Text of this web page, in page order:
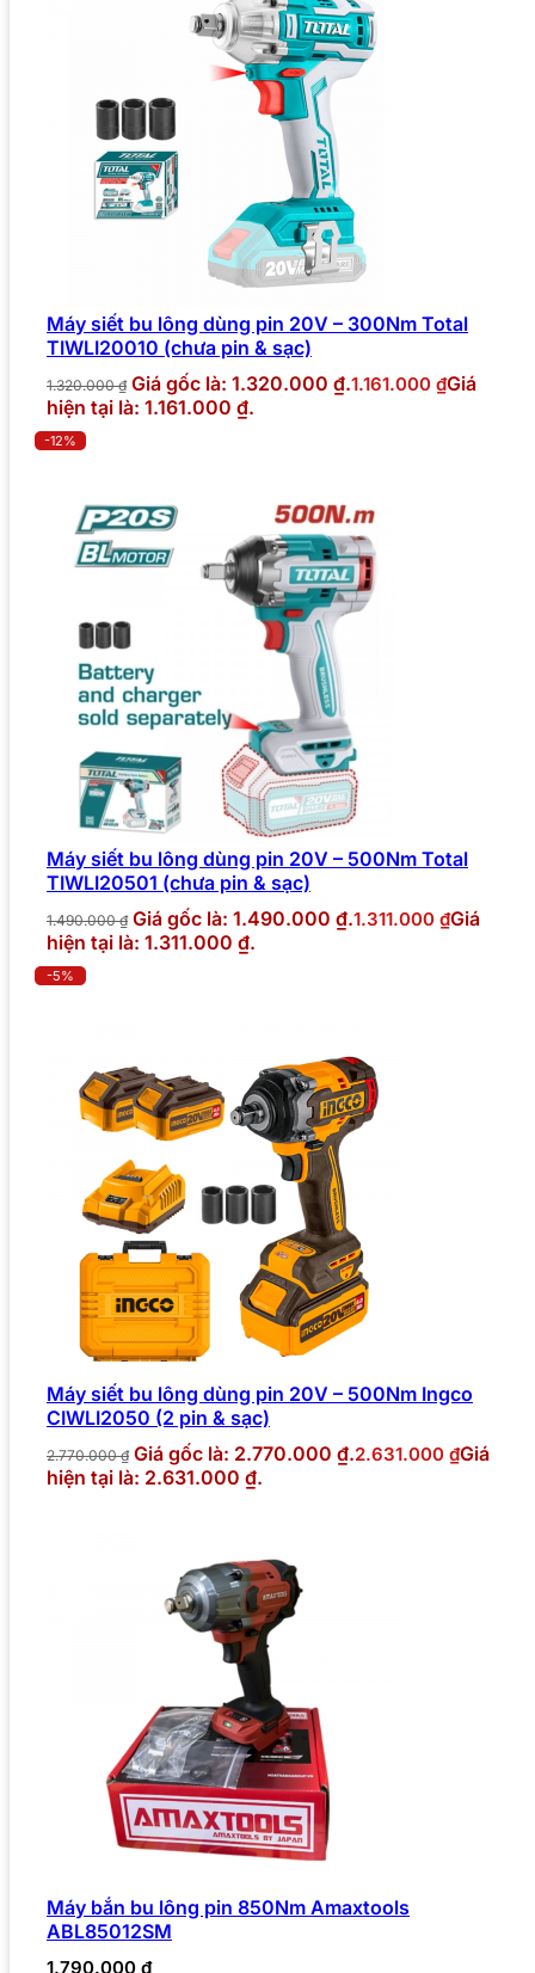
Máy siết bu lông dùng pin 20V – 300Nm Total
TIWLI20010 (chưa pin & sạc)
1.320.000₫ Giá gốc là: 1.320.000 ₫.1.161.000 ₫Giá
hiện tại là: 1.161.000 ₫.
-12%
Máy siết bu lông dùng pin 20V – 500Nm Total
TIWLI20501 (chưa pin & sạc)
1.490.000₫ Giá gốc là: 1.490.000 ₫.1.311.000 ₫Giá
hiện tại là: 1.311.000 ₫.
-5%
Máy siết bu lông dùng pin 20V – 500Nm Ingco
CIWLI2050 (2 pin & sạc)
2.770.000₫ Giá gốc là: 2.770.000 ₫.2.631.000 ₫Giá
hiện tại là: 2.631.000 ₫.
Máy bắn bu lông pin 850Nm Amaxtools
ABL85012SM
1.790.000 ₫